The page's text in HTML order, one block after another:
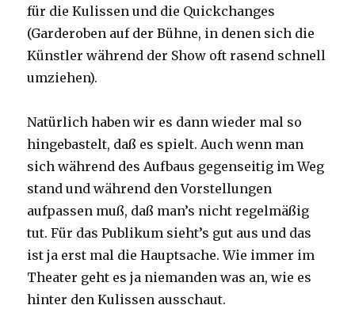
für die Kulissen und die Quickchanges
(Garderoben auf der Bühne, in denen sich die
Künstler während der Show oft rasend schnell
umziehen).
Natürlich haben wir es dann wieder mal so
hingebastelt, daß es spielt. Auch wenn man
sich während des Aufbaus gegenseitig im Weg
stand und während den Vorstellungen
aufpassen muß, daß man’s nicht regelmäßig
tut. Für das Publikum sieht’s gut aus und das
ist ja erst mal die Hauptsache. Wie immer im
Theater geht es ja niemanden was an, wie es
hinter den Kulissen ausschaut.